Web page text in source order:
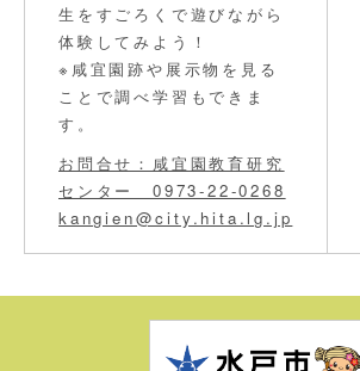
生をすごろくで遊びながら
体験してみよう！
※咸宜園跡や展示物を見る
ことで調べ学習もできま
す。
お問合せ：咸宜園教育研究
センター 0973-22-0268
kangien@city.hita.lg.jp